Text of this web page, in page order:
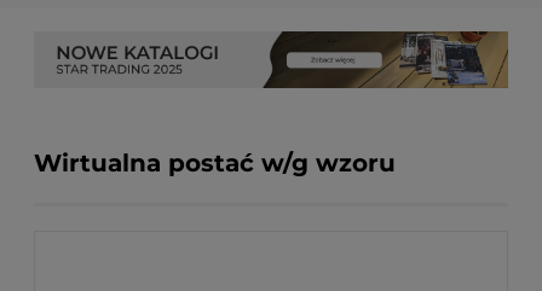
Wirtualna postać w/g wzoru